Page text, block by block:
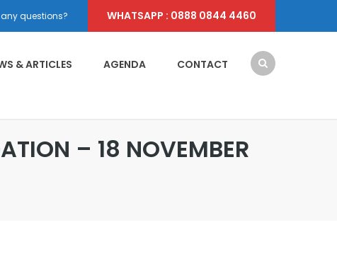
questions? WHATSAPP : 0888 0844 4460
& ARTICLES AGENDA CONTACT
– 18 NOVEMBER